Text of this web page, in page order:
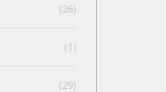
(26)
(1)
(29)